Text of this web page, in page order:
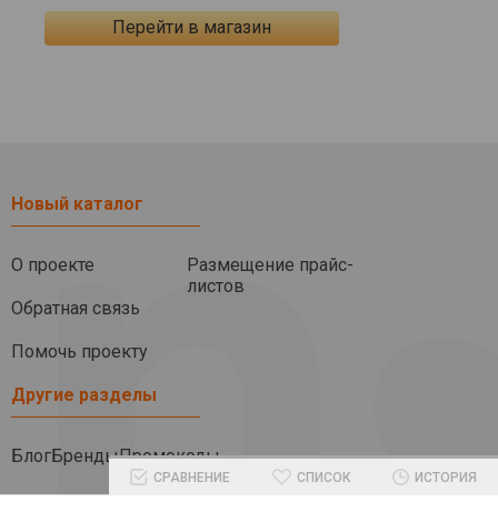
Перейти в магазин
Новый каталог
О проекте
Обратная связь
Помочь проекту
Размещение прайс-
листов
Другие разделы
БлогБрендыПромокоды
СРАВНЕНИЕ СПИСОК ИСТОРИЯ